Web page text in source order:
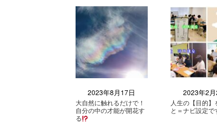
2023年8月17日
大自然に触れるだけで！
自分の中の才能が開花す
る
2023年2
人生の【目的】
と＝ナビ設定で